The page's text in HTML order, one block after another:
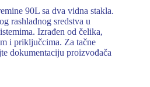
90L sa dva vidna stakla.
rashladnog sredstva u
Izrađen od čelika,
i priključcima. Za tačne
dokumentaciju proizvođača